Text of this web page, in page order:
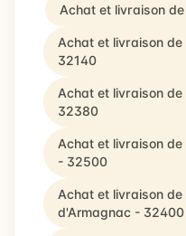
Achat et livraison
Achat et livraison de
32140
Achat et livraison
32380
Achat et livraison de
- 32500
Achat et livraison de
d'Armagnac - 32400